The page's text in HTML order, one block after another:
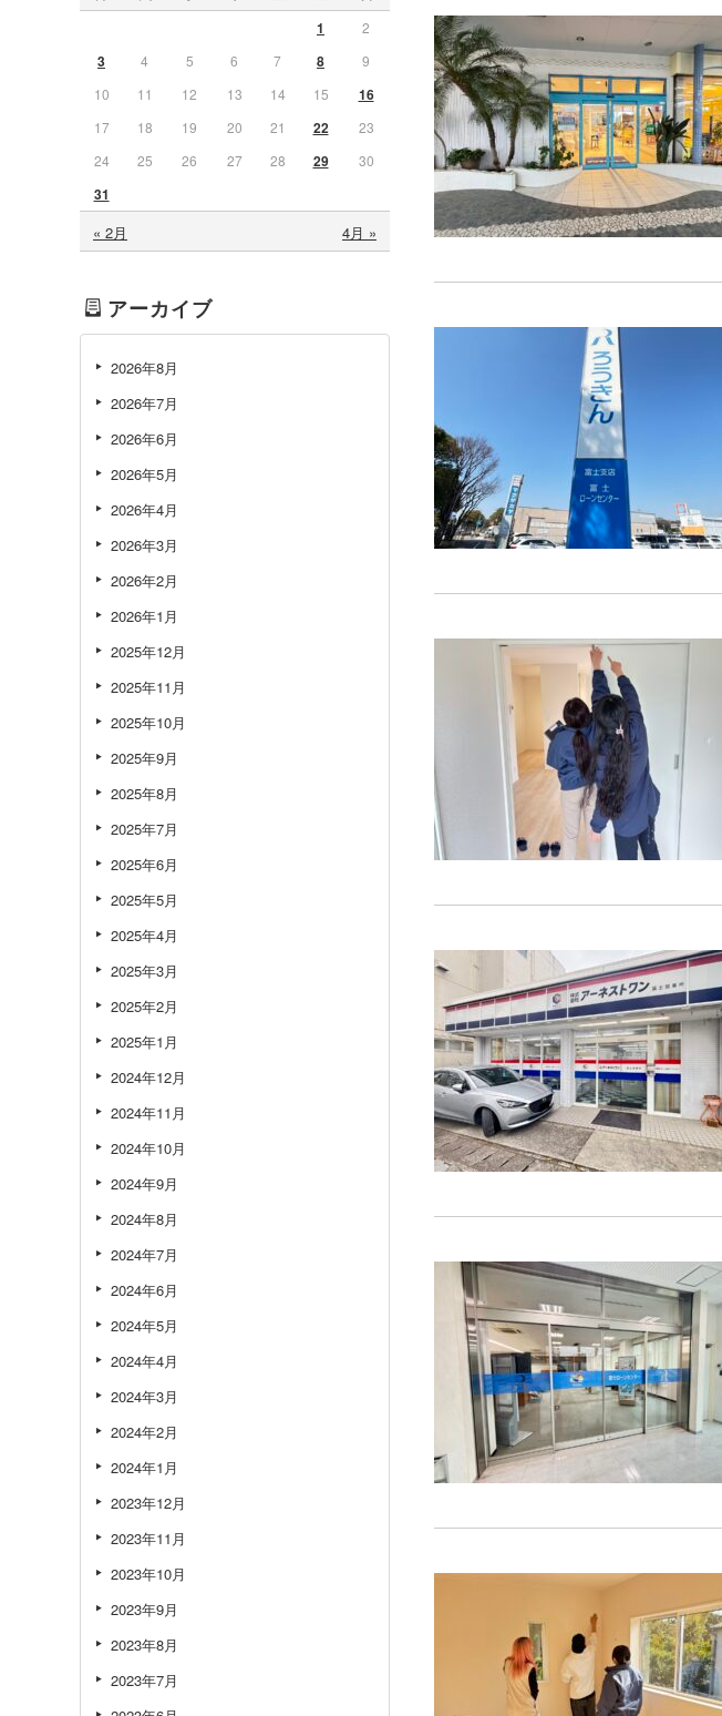
« 2月 4月 »
1 2
3 4 5 6 7 8
9
10
11 12 13 14 15 16
17 18 19 20 21 22
23
24
25 26 27 28 29 30
31
アーカイブ
2026年8月
2026年7月
2026年6月
2026年5月
2026年4月
2026年3月
2026年2月
2026年1月
2025年12月
2025年11月
2025年10月
2025年9月
2025年8月
2025年7月
2025年6月
2025年5月
2025年4月
2025年3月
2025年2月
2025年1月
2024年12月
2024年11月
2024年10月
2024年9月
2024年8月
2024年7月
2024年6月
2024年5月
2024年4月
2024年3月
2024年2月
2024年1月
2023年12月
2023年11月
2023年10月
2023年9月
2023年8月
2023年7月